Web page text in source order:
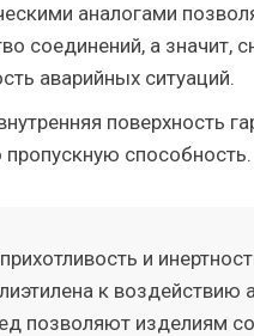
аналогами
соединений, а значит,
аварийных ситуаций.
поверхность
способность.
и
к воздействию
позволяют изделиям